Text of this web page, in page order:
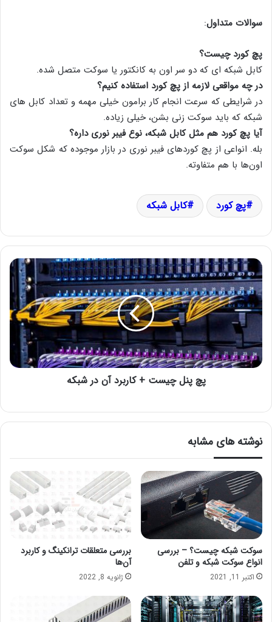
سوالات متداول:
پچ کورد چیست؟
کابل شبکه ای که دو سر اون به کانکتور یا سوکت متصل شده.
در چه مواقعی لازمه از پچ کورد استفاده کنیم؟
در شرایطی که سرعت انجام کار برامون خیلی مهمه و تعداد کابل های
شبکه که باید سوکت زنی بشن، خیلی زیاده.
آیا پچ کورد هم مثل کابل شبکه، نوع فیبر نوری داره؟
بله. انواعی از پچ کوردهای فیبر نوری در بازار موجوده که شکل سوکت
اون‌ها با هم متفاوته.
پچ کورد کابل شبکه
پچ پنل چیست + کاربرد آن در شبکه
نوشته های مشابه
سوکت شبکه چیست؟ – بررسی
انواع سوکت شبکه و تلفن
اکتبر 11, 2021
بررسی متعلقات ترانکینگ و کاربرد
آن‌ها
ژانویه 8, 2022